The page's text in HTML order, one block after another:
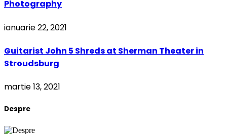
Photography
ianuarie 22, 2021
Guitarist John 5 Shreds at Sherman Theater in
Stroudsburg
martie 13, 2021
Despre